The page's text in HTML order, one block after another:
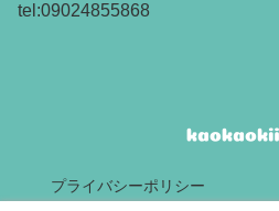
tel:09024855868
プライバシーポリシー